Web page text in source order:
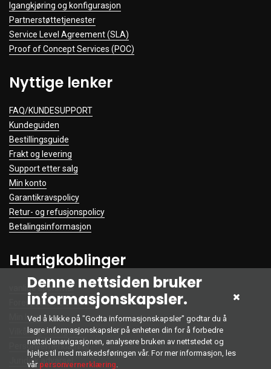
Igangkjøring og konfigurasjon
Partnerstøttetjenester
Service Level Agreement (SLA)
Proof of Concept Services (POC)
Nyttige lenker
FAQ/KUNDESUPPORT
Kundeguiden
Bestillingsguide
Frakt og levering
Support etter salg
Min konto
Garantikravspolicy
Retur- og refusjonspolicy
Betalingsinformasjon
Hurtigkoblinger
vanlige spørsmål
Forespørsler om tilbud
Min konto
Vilkår og betingelser
Personvernerklæring
Juridisk advarsel
Denne nettsiden bruker
informasjonskapsler.
Ved å klikke på "Godta informasjonskapsler" godtar du å
lagre informasjonskapsler på enheten din for å forbedre
nettsidenavigasjonen, analysere bruken av nettstedet og
hjelpe til med markedsføringen vår. For mer informasjon, les
vår personvernerklæring.